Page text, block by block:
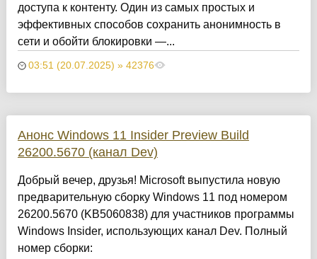
доступа к контенту. Один из самых простых и
эффективных способов сохранить анонимность в
сети и обойти блокировки —...
03:51 (20.07.2025) » 42376
Анонс Windows 11 Insider Preview Build
26200.5670 (канал Dev)
Добрый вечер, друзья! Microsoft выпустила новую
предварительную сборку Windows 11 под номером
26200.5670 (KB5060838) для участников программы
Windows Insider, использующих канал Dev. Полный
номер сборки: